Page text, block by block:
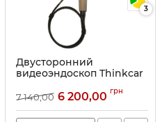
3
Двусторонний
видеоэндоскоп Thinkcar
Артикул: 10211
7 140,00 6 200,00 грн